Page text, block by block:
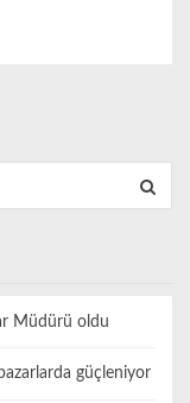
Müdürü oldu
güçleniyor